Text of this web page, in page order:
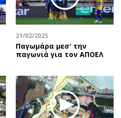
Geek
Νέα
Κινητά-tablets
Social
Αφιερώματα
Πολιτική
Οικονομία
21/02/2025
Παγωμάρα μεσ' την
παγωνιά για τον ΑΠΟΕΛ